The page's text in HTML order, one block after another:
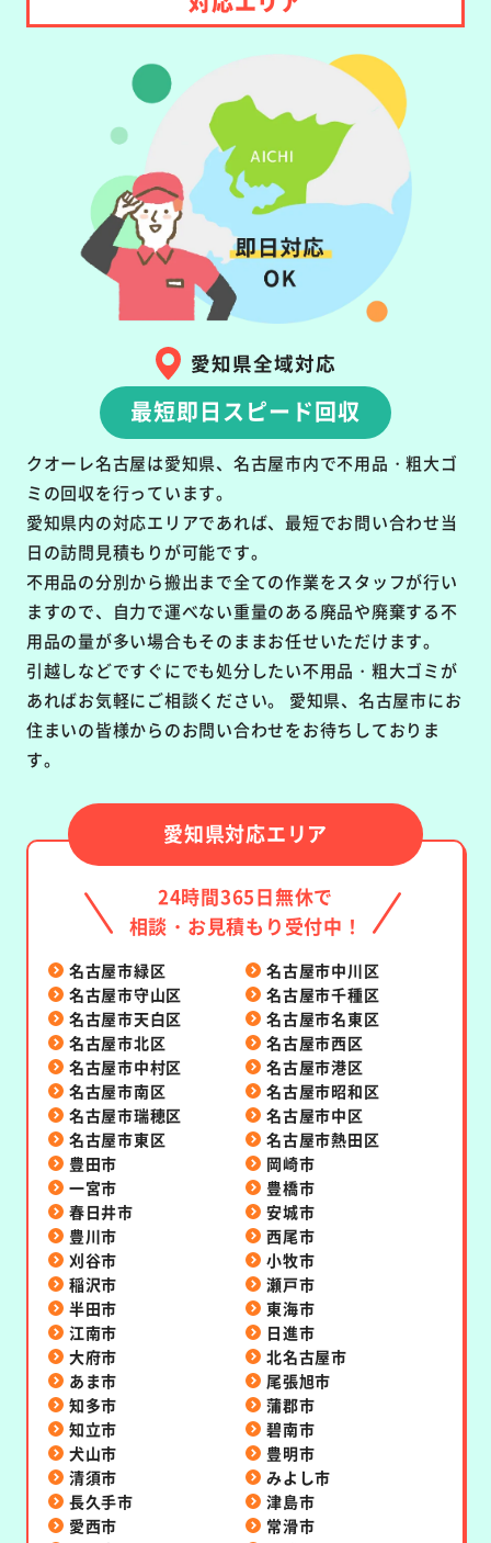
愛知県全域対応
最短即日スピード回収
クオーレ名古屋は愛知県、名古屋市内で不用品・粗大ゴ
ミの回収を行っています。
愛知県内の対応エリアであれば、最短でお問い合わせ当
日の訪問見積もりが可能です。
不用品の分別から搬出まで全ての作業をスタッフが行い
ますので、自力で運べない重量のある廃品や廃棄する不
用品の量が多い場合もそのままお任せいただけます。
引越しなどですぐにでも処分したい不用品・粗大ゴミが
あればお気軽にご相談ください。 愛知県、名古屋市にお
住まいの皆様からのお問い合わせをお待ちしておりま
す。
愛知県対応エリア
24時間365日無休で
相談・お見積もり受付中！
名古屋市緑区
名古屋市中川区
名古屋市守山区
名古屋市千種区
名古屋市天白区
名古屋市名東区
名古屋市北区
名古屋市西区
名古屋市中村区
名古屋市港区
名古屋市南区
名古屋市昭和区
名古屋市瑞穂区
名古屋市中区
名古屋市東区
名古屋市熱田区
豊田市
岡崎市
一宮市
豊橋市
春日井市
安城市
豊川市
西尾市
刈谷市
小牧市
稲沢市
瀬戸市
半田市
東海市
江南市
日進市
大府市
北名古屋市
あま市
尾張旭市
知多市
蒲郡市
知立市
碧南市
犬山市
豊明市
清須市
みよし市
長久手市
津島市
愛西市
常滑市